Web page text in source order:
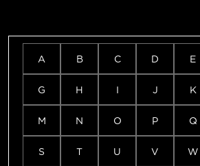
A B C D E
G H I J K
M N O P Q
S T U V W